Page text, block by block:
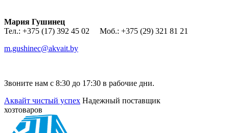
Мария Гушинец
Тел.: +375 (17) 392 45 02 Моб.: +375 (29) 321 81 21
m.gushinec@akvait.by
Звоните нам с 8:30 до 17:30 в рабочие дни.
Аквайт чистый успех Надежный поставщик
хозтоваров